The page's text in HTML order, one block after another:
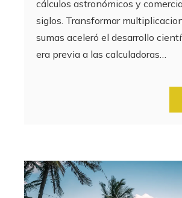
cálculos astronómicos y
siglos. Transformar
sumas aceleró el desarrollo
era previa a las calculadoras…